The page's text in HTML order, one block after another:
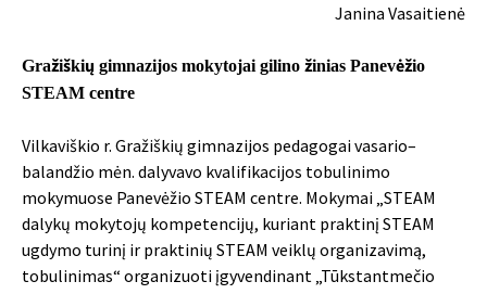
Janina Vasaitienė
Gražiškių gimnazijos mokytojai gilino žinias Panevėžio
STEAM centre
Vilkaviškio r. Gražiškių gimnazijos pedagogai vasario–
balandžio mėn. dalyvavo kvalifikacijos tobulinimo
mokymuose Panevėžio STEAM centre. Mokymai „STEAM
dalykų mokytojų kompetencijų, kuriant praktinį STEAM
ugdymo turinį ir praktinių STEAM veiklų organizavimą,
tobulinimas“ organizuoti įgyvendinant „Tūkstantmečio